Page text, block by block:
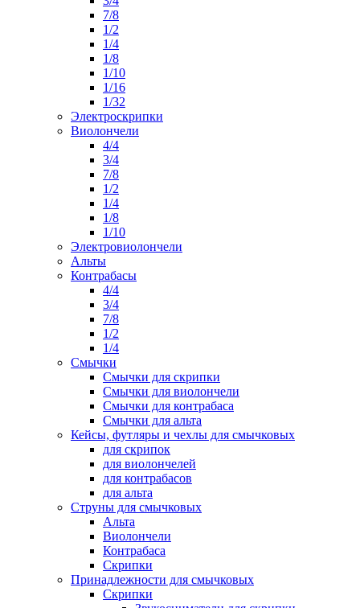
7/8
1/2
1/4
1/8
1/10
1/16
1/32
Электроскрипки
Виолончели
4/4
3/4
7/8
1/2
1/4
1/8
1/10
Электровиолончели
Альты
Контрабасы
4/4
3/4
7/8
1/2
1/4
Смычки
Смычки для скрипки
Смычки для виолончели
Смычки для контрабаса
Смычки для альта
Кейсы, футляры и чехлы для смычковых
для скрипок
для виолончелей
для контрабасов
для альта
Струны для смычковых
Альта
Виолончели
Контрабаса
Скрипки
Принадлежности для смычковых
Скрипки